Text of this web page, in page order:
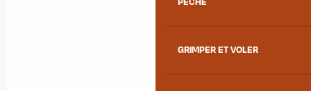
GRIMPER ET VOLER